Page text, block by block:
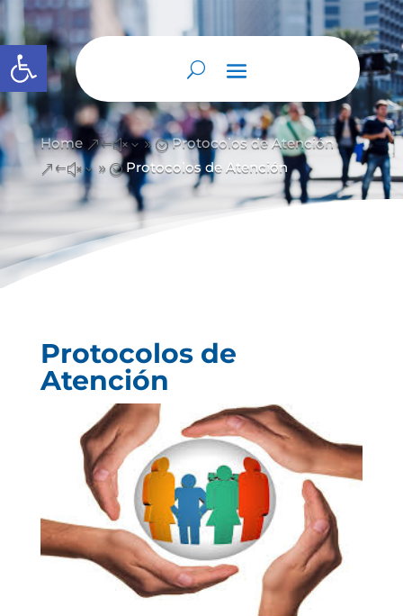
Abrir barra de herramientas
Home &#x39; Protocolos de Atención
&#x39; Protocolos de Atención
Protocolos de
Atención